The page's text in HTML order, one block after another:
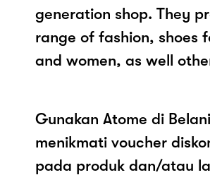
generation shop. They
range of fashion, shoes
and women, as well
Gunakan Atome di
menikmati voucher
pada produk dan/atau